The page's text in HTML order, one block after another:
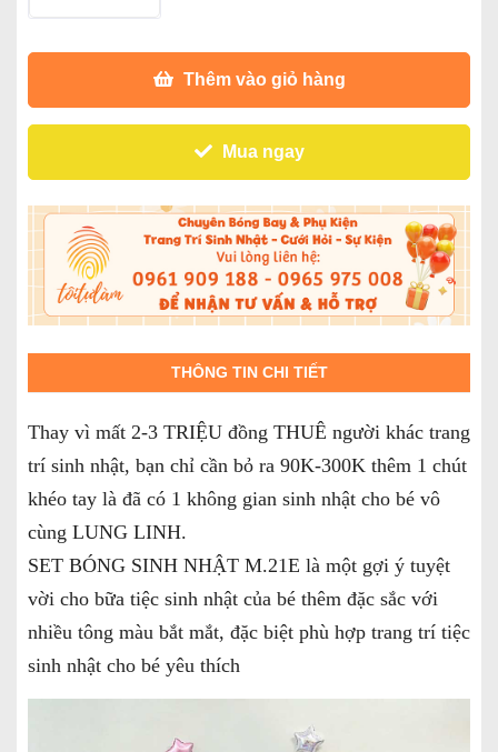
Thêm vào giỏ hàng
Mua ngay
THÔNG TIN CHI TIẾT
Thay vì mất 2-3 TRIỆU đồng THUÊ người khác trang
trí sinh nhật, bạn chỉ cần bỏ ra 90K-300K thêm 1 chút
khéo tay là đã có 1 không gian sinh nhật cho bé vô
cùng LUNG LINH.
SET BÓNG SINH NHẬT M.21E là một gợi ý tuyệt
vời cho bữa tiệc sinh nhật của bé thêm đặc sắc với
nhiều tông màu bắt mắt, đặc biệt phù hợp trang trí tiệc
sinh nhật cho bé yêu thích